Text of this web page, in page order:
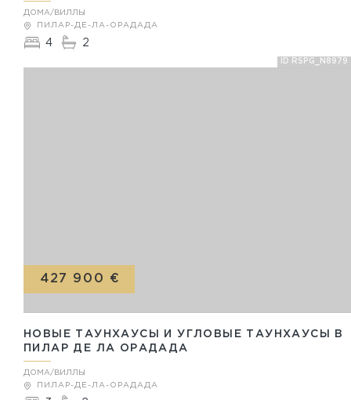
ПИЛАР-ДЕ-ЛА-ОРАДАДА
ДОМА/ВИЛЛЫ
4 2
ID RSPG_N8979
НОВЫЕ ТАУНХАУСЫ И УГЛОВЫЕ ТАУНХАУСЫ В
ПИЛАР ДЕ ЛА ОРАДАДА
ПИЛАР-ДЕ-ЛА-ОРАДАДА
427 900 €
ДОМА/ВИЛЛЫ